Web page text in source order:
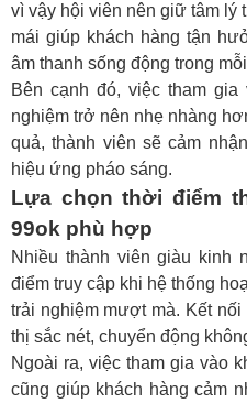
vì vậy hội viên nên giữ tâm lý
mái giúp khách hàng tận
âm thanh sống động trong
Bên cạnh đó, việc tham
nghiệm trở nên nhẹ nhàng
quả, thành viên sẽ cảm
hiệu ứng pháo sáng.
Lựa chọn thời điểm
99ok phù hợp
Nhiều thành viên giàu kinh
điểm truy cập khi hệ thống
trải nghiệm mượt mà. Kết
thị sắc nét, chuyển động
Ngoài ra, việc tham gia vào
cũng giúp khách hàng cảm